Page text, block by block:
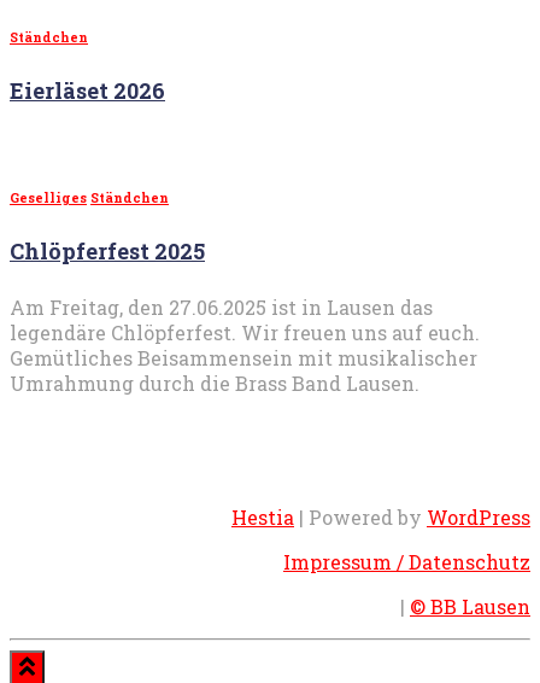
Ständchen
Eierläset 2026
Geselliges Ständchen
Chlöpferfest 2025
Am Freitag, den 27.06.2025 ist in Lausen das
legendäre Chlöpferfest. Wir freuen uns auf euch.
Gemütliches Beisammensein mit musikalischer
Umrahmung durch die Brass Band Lausen.
Hestia | Powered by WordPress
Impressum / Datenschutz
| © BB Lausen